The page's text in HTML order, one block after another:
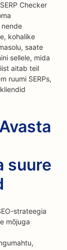
Checker
kohalike
saate
sellele, mida
aitab teil
ruumi SERPs,
suure
strateegia
mõjuga